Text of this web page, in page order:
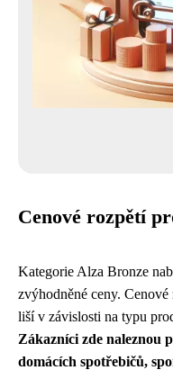
Cenové rozpětí
Kategorie Alza Bronze
zvýhodněné ceny.
liší v závislosti na typu
Zákazníci zde naleznou
domácích spotřebičů,